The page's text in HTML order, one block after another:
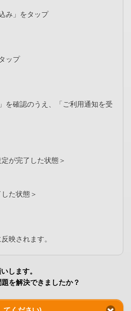
み」をタップ
ップ
を確認のうえ、「ご利用通知を受
が完了した状態＞
た状態＞
映されます。
します。
を解決できましたか？